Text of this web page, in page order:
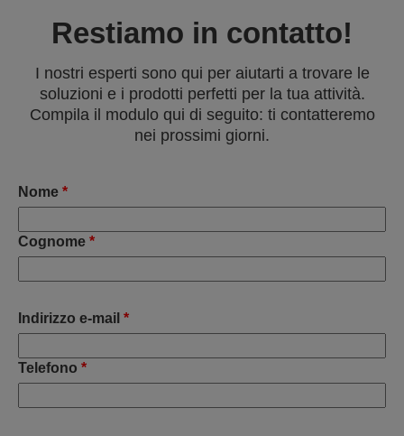
Restiamo in contatto!
I nostri esperti sono qui per aiutarti a trovare le
soluzioni e i prodotti perfetti per la tua attività.
Compila il modulo qui di seguito: ti contatteremo
nei prossimi giorni.
Nome *
Cognome *
Indirizzo e-mail *
Telefono *